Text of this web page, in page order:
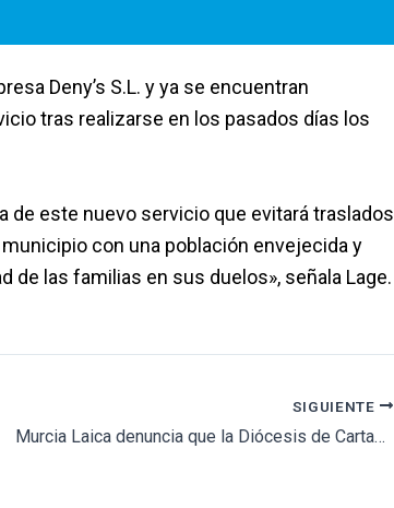
Deny’s S.L. y ya se encuentran
tras realizarse en los pasados días los
de este nuevo servicio que evitará traslados
con una población envejecida y
de las familias en sus duelos», señala Lage.
SIGUIENTE
Murcia Laica denuncia que la Diócesis de Cartagena se ha «apropiado del cementerio de la Palma